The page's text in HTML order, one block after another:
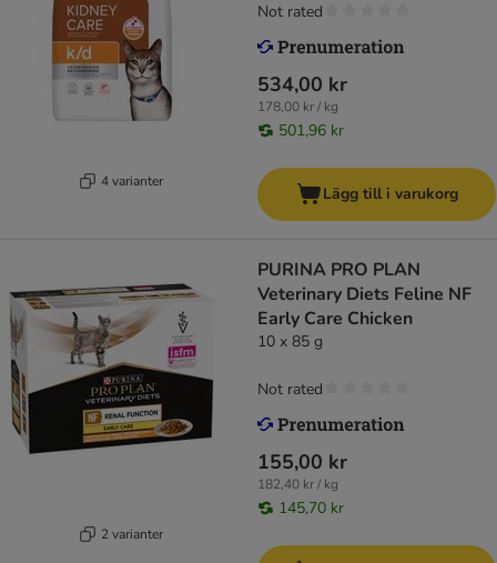
4 varianter
534,00 kr
178,00 kr / kg
501,96 kr
Not rated
Lägg till i varukorg
2 varianter
PURINA PRO PLAN
Veterinary Diets Feline NF
Early Care Chicken
10 x 85 g
155,00 kr
182,40 kr / kg
145,70 kr
Not rated